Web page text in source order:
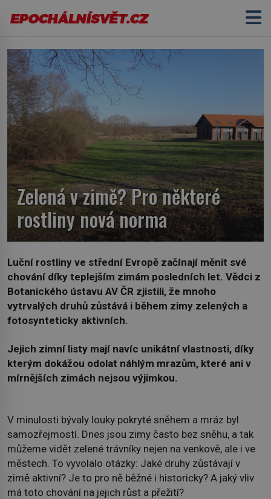
Zelená v zimě? Pro některé
rostliny nová norma
Luční rostliny ve střední Evropě začínají měnit své
chování díky teplejším zimám posledních let. Vědci z
Botanického ústavu AV ČR zjistili, že mnoho
vytrvalých druhů zůstává i během zimy zelených a
fotosynteticky aktivních.
Jejich zimní listy mají navíc unikátní vlastnosti, díky
kterým dokážou odolat náhlým mrazům, které ani v
mírnějších zimách nejsou výjimkou.
V minulosti bývaly louky pokryté sněhem a mráz byl
samozřejmostí. Dnes jsou zimy často bez sněhu, a tak
můžeme vidět zelené trávníky nejen na venkově, ale i ve
městech. To vyvolalo otázky: Jaké druhy zůstávají v
zimě aktivní? Je to pro ně běžné i historicky? A jaký vliv
má toto chování na jejich růst a přežití?